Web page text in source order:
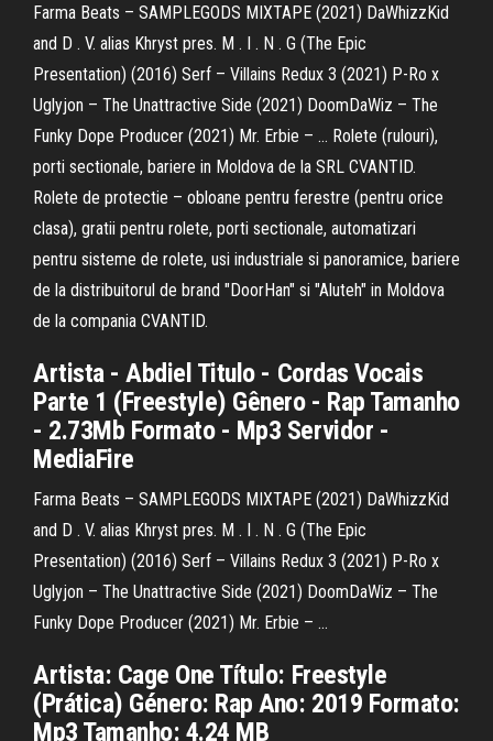
Farma Beats – SAMPLEGODS MIXTAPE (2021) DaWhizzKid
and D . V. alias Khryst pres. M . I . N . G (The Epic
Presentation) (2016) Serf – Villains Redux 3 (2021) P-Ro x
Uglyjon – The Unattractive Side (2021) DoomDaWiz – The
Funky Dope Producer (2021) Mr. Erbie – … Rolete (rulouri),
porti sectionale, bariere in Moldova de la SRL CVANTID.
Rolete de protectie – obloane pentru ferestre (pentru orice
clasa), gratii pentru rolete, porti sectionale, automatizari
pentru sisteme de rolete, usi industriale si panoramice, bariere
de la distribuitorul de brand "DoorHan" si "Aluteh" in Moldova
de la compania CVANTID.
Artista - Abdiel Titulo - Cordas Vocais
Parte 1 (Freestyle) Gênero - Rap Tamanho
- 2.73Mb Formato - Mp3 Servidor -
MediaFire
Farma Beats – SAMPLEGODS MIXTAPE (2021) DaWhizzKid
and D . V. alias Khryst pres. M . I . N . G (The Epic
Presentation) (2016) Serf – Villains Redux 3 (2021) P-Ro x
Uglyjon – The Unattractive Side (2021) DoomDaWiz – The
Funky Dope Producer (2021) Mr. Erbie – …
Artista: Cage One Título: Freestyle
(Prática) Género: Rap Ano: 2019 Formato:
Mp3 Tamanho: 4.24 MB